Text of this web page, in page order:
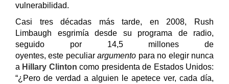
vulnerabilidad.
Casi tres décadas más tarde, en 2008, Rush
Limbaugh esgrimía desde su programa de radio,
seguido por 14,5 millones de
oyentes,este peculiarargumento para no elegir nunca
a Hillary Clinton como presidenta de Estados Unidos:
“¿Pero de verdad a alguien le apetece ver, cada día,